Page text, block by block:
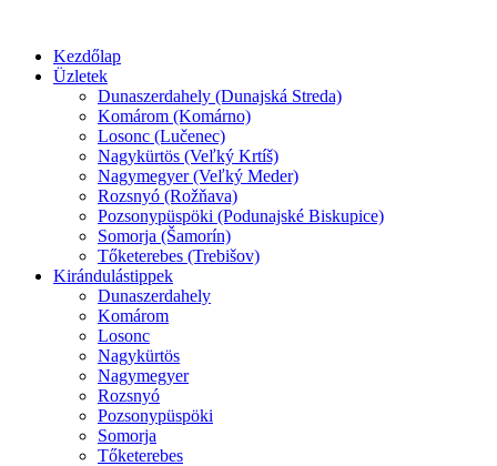
obsah
Kezdőlap
Üzletek
Dunaszerdahely (Dunajská Streda)
Komárom (Komárno)
Losonc (Lučenec)
Nagykürtös (Veľký Krtíš)
Nagymegyer (Veľký Meder)
Rozsnyó (Rožňava)
Pozsonypüspöki (Podunajské Biskupice)
Somorja (Šamorín)
Tőketerebes (Trebišov)
Kirándulástippek
Dunaszerdahely
Komárom
Losonc
Nagykürtös
Nagymegyer
Rozsnyó
Pozsonypüspöki
Somorja
Tőketerebes